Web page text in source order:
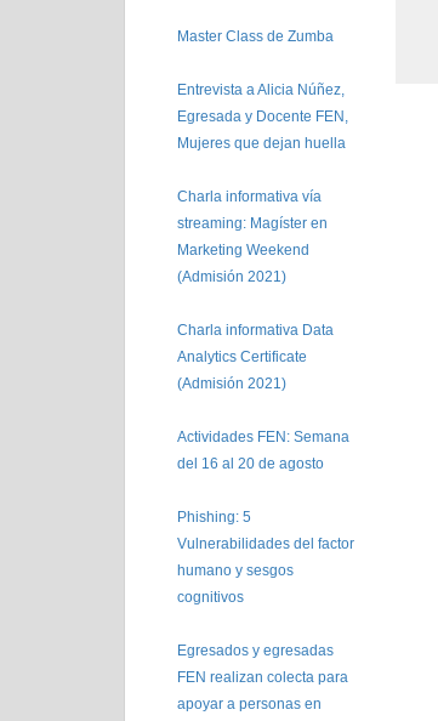
Master Class de Zumba
Entrevista a Alicia Núñez,
Egresada y Docente FEN,
Mujeres que dejan huella
Charla informativa vía
streaming: Magíster en
Marketing Weekend
(Admisión 2021)
Charla informativa Data
Analytics Certificate
(Admisión 2021)
Actividades FEN: Semana
del 16 al 20 de agosto
Phishing: 5
Vulnerabilidades del factor
humano y sesgos
cognitivos
Egresados y egresadas
FEN realizan colecta para
apoyar a personas en